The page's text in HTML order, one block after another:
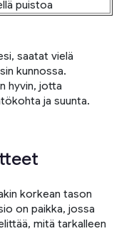
puistoa
saatat vielä
kunnossa.
hyvin, jotta
ja suunta.
korkean tason
on paikka, jossa
mitä tarkalleen